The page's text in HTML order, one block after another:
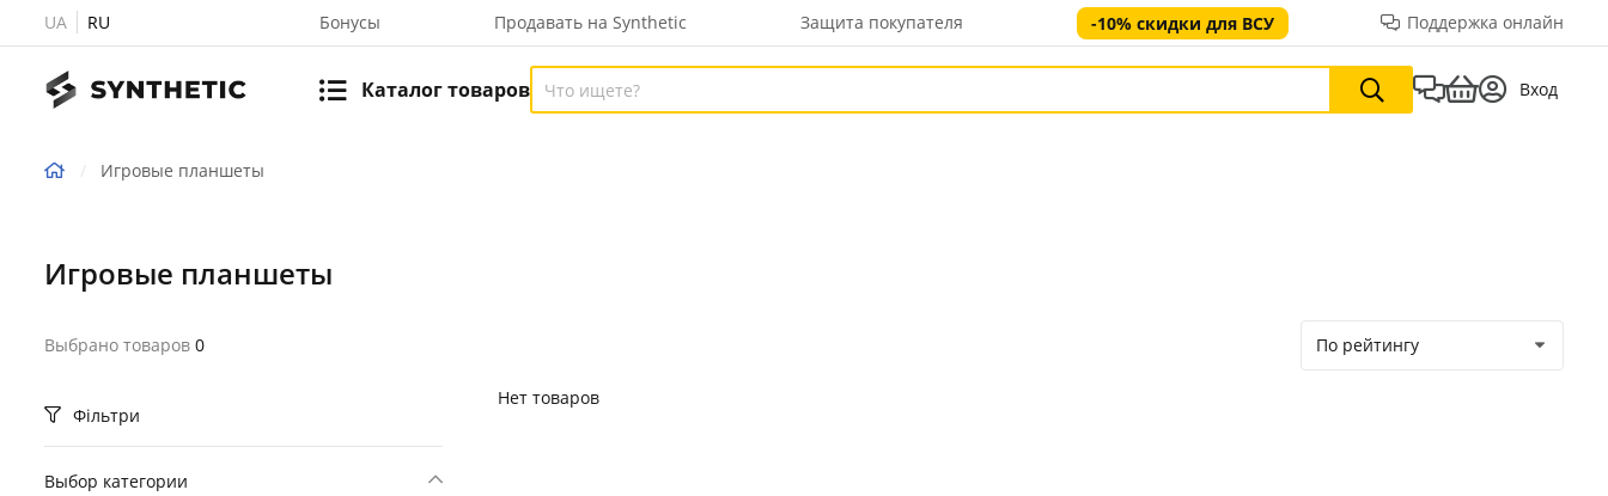
UA RU Бонусы Продавать на Synthetic Защита покупателя -10% скидки для ВСУ Поддержка онлайн
Каталог товаров Вход
Игровые планшеты
Игровые планшеты
Выбрано товаров 0 По рейтингу
Фільтри
Выбор категории
Нет товаров